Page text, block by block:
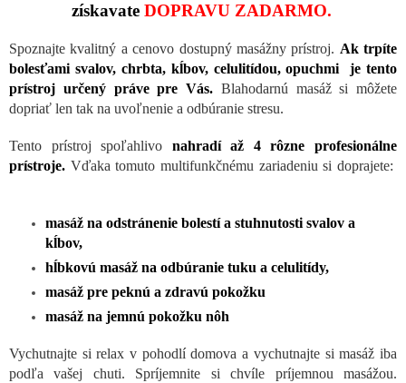
získavate DOPRAVU ZADARMO.
Spoznajte kvalitný a cenovo dostupný masážny prístroj. Ak trpíte
bolesťami svalov, chrbta, kĺbov, celulitídou,opuchmi je tento
prístroj určený práve pre Vás. Blahodarnú masáž si môžete
dopriať len tak na uvoľnenie a odbúranie stresu.
Tento prístroj spoľahlivo nahradí až 4 rôzne profesionálne
prístroje. Vďaka tomuto multifunkčnému zariadeniu si doprajete:
masáž na odstránenie bolestí a stuhnutosti svalov a
kĺbov,
hĺbkovú masáž na odbúranie tuku a celulitídy,
masáž pre peknú a zdravú pokožku
masáž na jemnú pokožku nôh
Vychutnajte si relax v pohodlí domova a vychutnajte si masáž iba
podľa vašej chuti. Spríjemnite si chvíle príjemnou masážou.